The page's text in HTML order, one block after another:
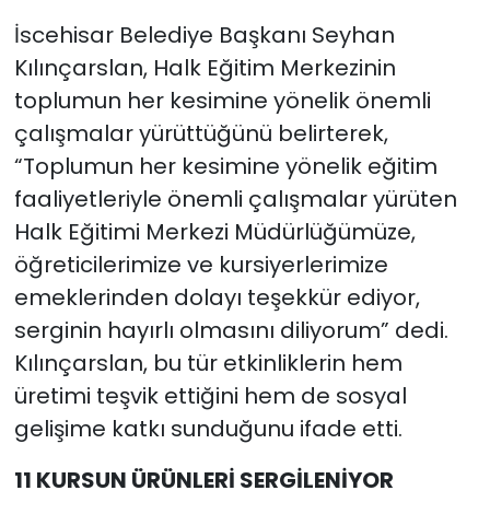
İscehisar Belediye Başkanı Seyhan
Kılınçarslan, Halk Eğitim Merkezinin
toplumun her kesimine yönelik önemli
çalışmalar yürüttüğünü belirterek,
“Toplumun her kesimine yönelik eğitim
faaliyetleriyle önemli çalışmalar yürüten
Halk Eğitimi Merkezi Müdürlüğümüze,
öğreticilerimize ve kursiyerlerimize
emeklerinden dolayı teşekkür ediyor,
serginin hayırlı olmasını diliyorum” dedi.
Kılınçarslan, bu tür etkinliklerin hem
üretimi teşvik ettiğini hem de sosyal
gelişime katkı sunduğunu ifade etti.
11 KURSUN ÜRÜNLERİ SERGİLENİYOR